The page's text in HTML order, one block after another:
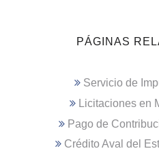
PÁGINAS
Servicio de
Licitaciones en
Pago de
Crédito Aval del